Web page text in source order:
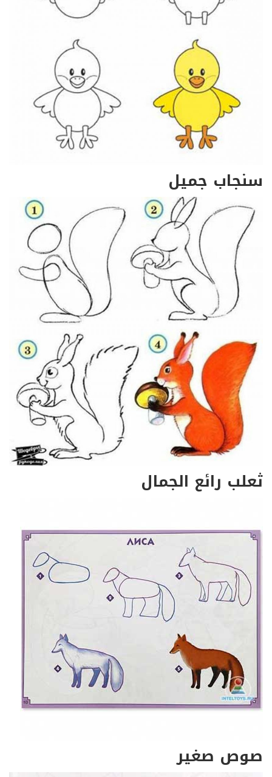
سنجاب جميل
ثعلب رائع الجمال
صوص صغير